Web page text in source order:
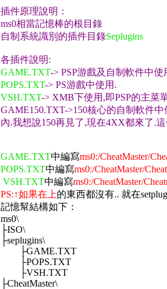
插件原理說明：
ms0相當記憶棒的根目錄
自制系統識別的插件目錄Seplugins
各插件說明:
GAME.TXT-> PSP游戲及自制軟件中使
POPS.TXT-> PS游戲中使用.
VSH.TXT-> XMB下使用,即PSP的主菜
GAME150.TXT->150核心的自制軟件
內.我想說150再見了,現在4XX都來了.
GAME.TXT中編寫ms0:/CheatMaster/
POPS.TXT中編寫ms0:/CheatMaster/
VSH.TXT中編寫ms0:/CheatMaster/
PS:↑如果在上的東西都沒有.. 就在
記憶幫結構如下：
ms0\
├ISO\
├seplugins\
├GAME.TXT
├POPS.TXT
├VSH.TXT
├CheatMaster\